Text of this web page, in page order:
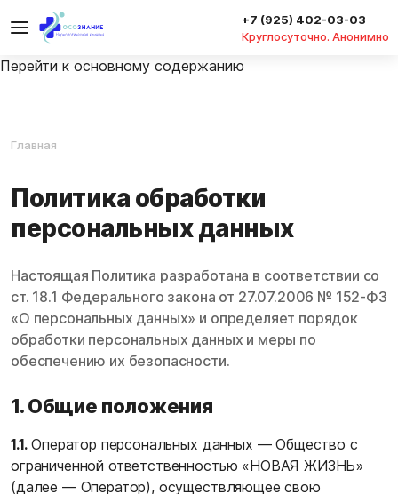
Перейти к основному содержанию
+7 (925) 402-03-03
Круглосуточно. Анонимно
Главная
Политика обработки
персональных данных
Настоящая Политика разработана в соответствии со
ст. 18.1 Федерального закона от 27.07.2006 № 152-ФЗ
«О персональных данных» и определяет порядок
обработки персональных данных и меры по
обеспечению их безопасности.
1. Общие положения
1.1.Оператор персональных данных — Общество с
ограниченной ответственностью «НОВАЯ ЖИЗНЬ»
(далее — Оператор), осуществляющее свою